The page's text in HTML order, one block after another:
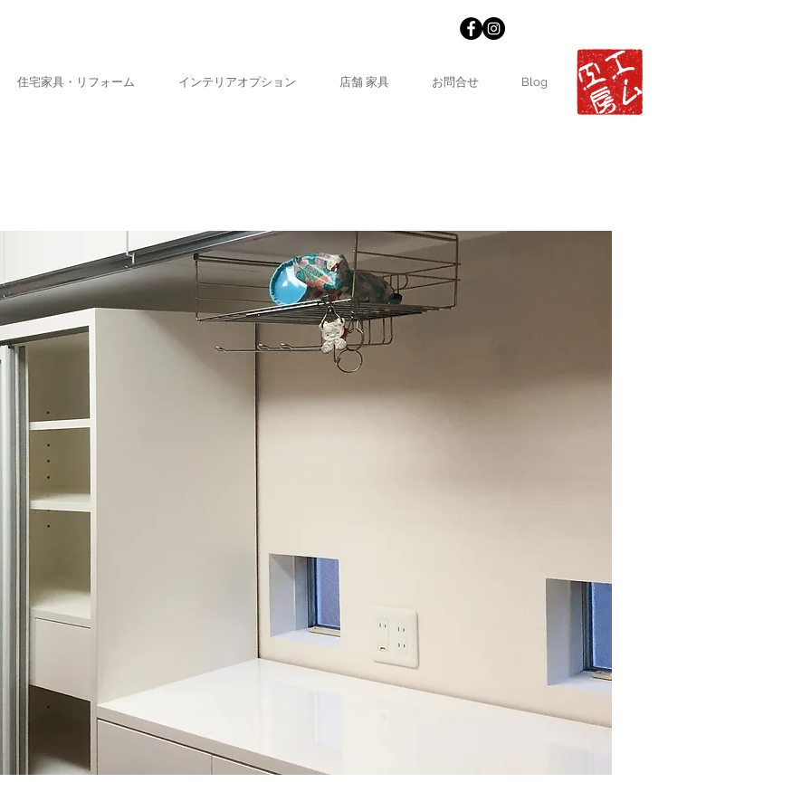
住宅家具・リフォーム インテリアオプション 店舗 家具 お問合せ Blog